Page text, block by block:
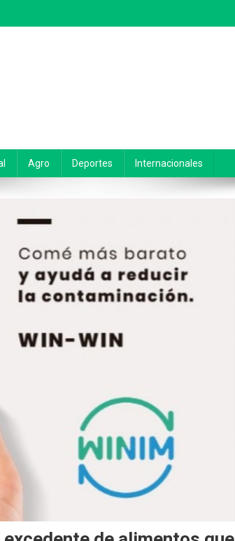
Agro Deportes Internacionales